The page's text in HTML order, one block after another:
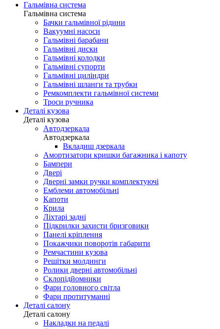
Гальмівна система
Гальмівна система
Бачки гальмівної рідини
Вакуумні насоси
Гальмівні барабани
Гальмівні диски
Гальмівні колодки
Гальмівні супорти
Гальмівні циліндри
Гальмівні шланги та трубки
Ремкомплекти гальмівної системи
Троси ручника
Деталі кузова
Деталі кузова
Автодзеркала
Автодзеркала
Вкладиш дзеркала
Амортизатори кришки багажника і капоту
Бампери
Двері
Дверні замки ручки комплектуючі
Емблеми автомобільні
Капоти
Крила
Ліхтарі задні
Підкрилки захисти бризговики
Панелі кріплення
Покажчики поворотів габарити
Ремчастини кузова
Решітки молдинги
Ролики дверні автомобільні
Склопідйомники
Фари головного світла
Фари протитуманні
Деталі салону
Деталі салону
Накладки на педалі